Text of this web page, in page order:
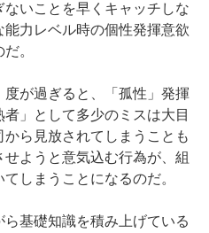
いことを早くキャッチしな
力レベル時の個性発揮意欲
。
が過ぎると、「孤性」発揮
」として多少のミスは大目
ら見放されてしまうことも
ようと意気込む行為が、組
しまうことになるのだ。
基礎知識を積み上げている